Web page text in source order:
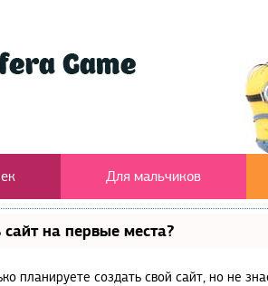
Для мальчиков
на первые места?
планируете создать свой сайт, но не